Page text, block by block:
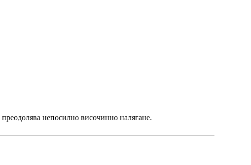
непосилно височинно налягане.